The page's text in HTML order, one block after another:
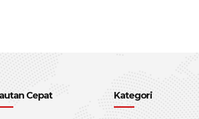
Cepat Kategori